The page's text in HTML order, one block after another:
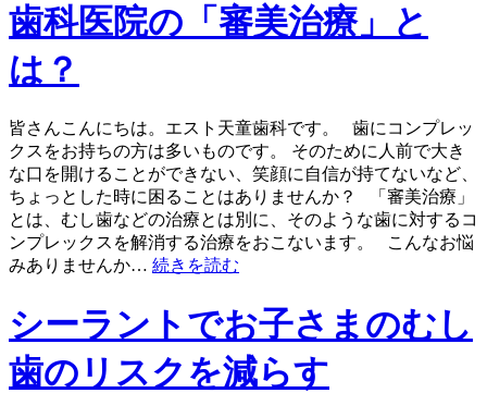
歯科医院の「審美治療」と
は？
皆さんこんにちは。エスト天童歯科です。 歯にコンプレッ
クスをお持ちの方は多いものです。 そのために人前で大き
な口を開けることができない、笑顔に自信が持てないなど、
ちょっとした時に困ることはありませんか？ 「審美治療」
とは、むし歯などの治療とは別に、そのような歯に対するコ
ンプレックスを解消する治療をおこないます。 こんなお悩
みありませんか… 続きを読む
シーラントでお子さまのむし
歯のリスクを減らす